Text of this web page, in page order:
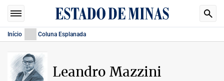
Início Coluna Esplanada
Leandro Mazzini